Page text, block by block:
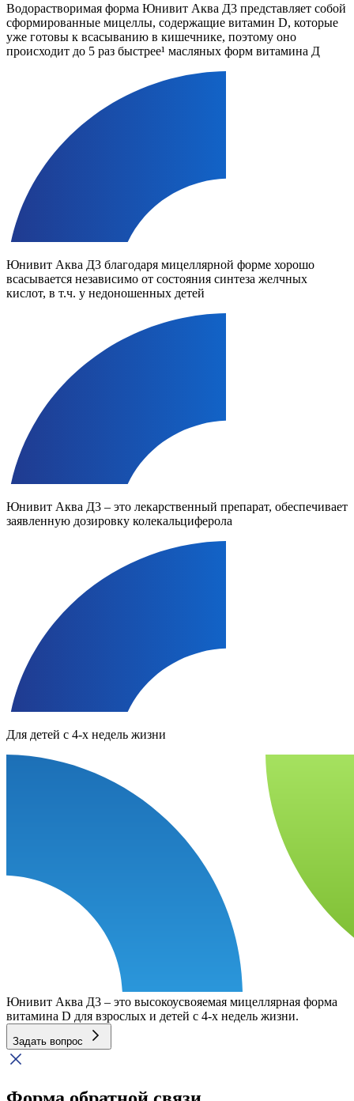
Водорастворимая форма Юнивит Аква Д3 представляет собой
сформированные мицеллы, содержащие витамин D, которые
уже готовы к всасыванию в кишечнике, поэтому оно
происходит до 5 раз быстрее¹ масляных форм витамина Д
Юнивит Аква Д3 благодаря мицеллярной форме хорошо
всасывается независимо от состояния синтеза желчных
кислот, в т.ч. у недоношенных детей
Юнивит Аква Д3 – это лекарственный препарат, обеспечивает
заявленную дозировку колекальциферола
Для детей с 4-х недель жизни
Юнивит Аква Д3 – это высокоусвояемая мицеллярная форма
витамина D для взрослых и детей с 4-х недель жизни.
Задать вопрос